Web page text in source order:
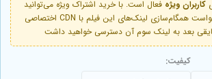
کاربران ویژه فعال است. با خرید اشتراک ویژه می‌توانید
هر 2 ساعت یک‌بار درخواست همگام‌سازی لینک‌های این فیلم با CDN اختصاصی
بعد به لینک سوم آن دسترسی خواهید داشت
کیفیت: